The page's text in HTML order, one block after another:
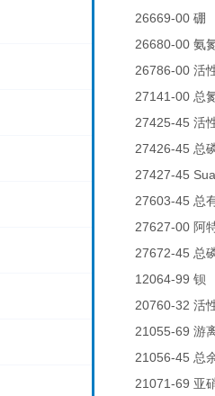
26669-00 硼
26680-00 氨
26786-00 活
27141-00 总
27425-45 活
27426-45 总
27427-45
27603-45 总
27627-00 阿
27672-45 总
12064-99 钡
20760-32 活
21055-69 游
21056-45 总
21071-69 亚